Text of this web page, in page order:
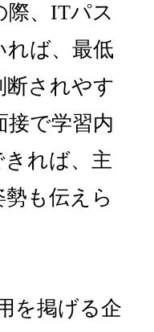
際、ITパス
れば、最低
断されやす
接で学習内
れば、主
も伝えら
を掲げる企